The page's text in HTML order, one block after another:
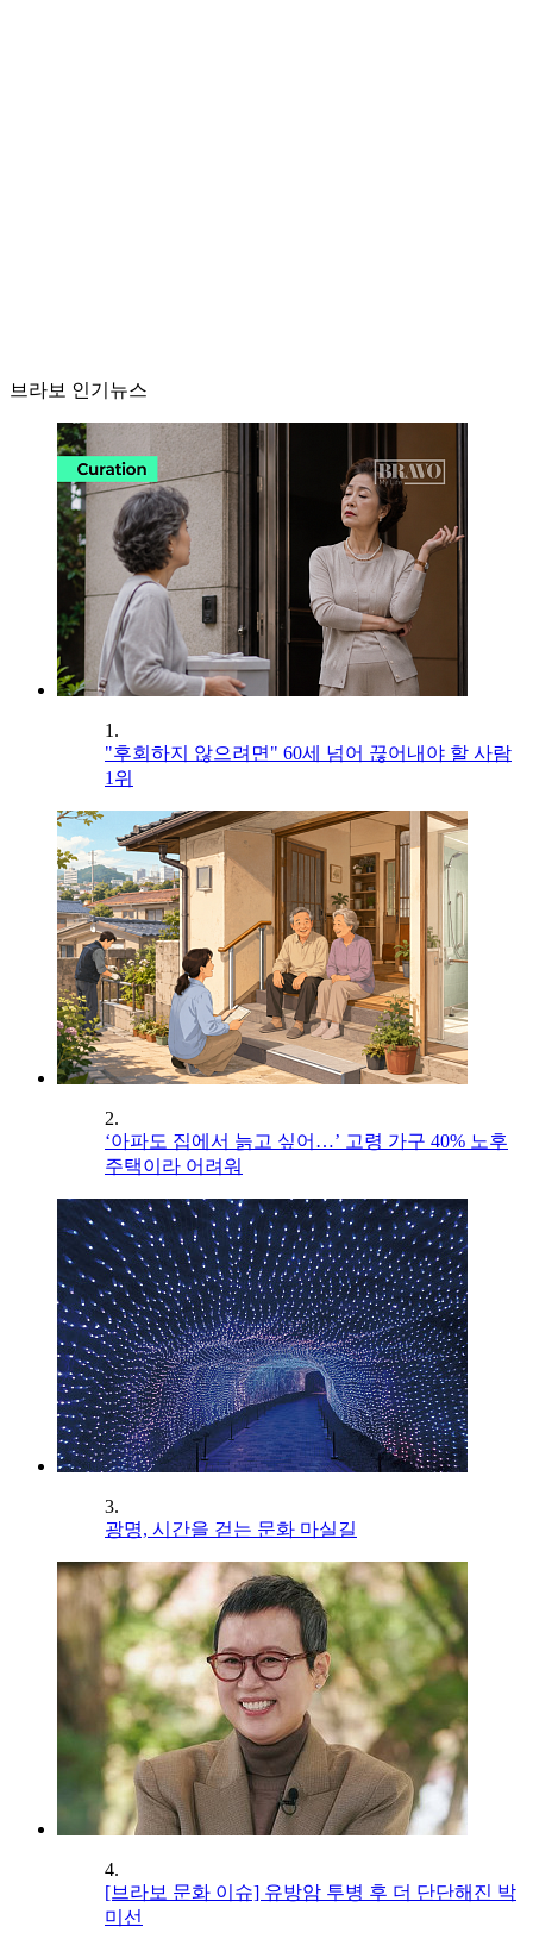
브라보 인기뉴스
1.
"후회하지 않으려면" 60세 넘어 끊어내야 할 사람
1위
2.
‘아파도 집에서 늙고 싶어…’ 고령 가구 40% 노후
주택이라 어려워
3.
광명, 시간을 걷는 문화 마실길
4.
[브라보 문화 이슈] 유방암 투병 후 더 단단해진 박
미선